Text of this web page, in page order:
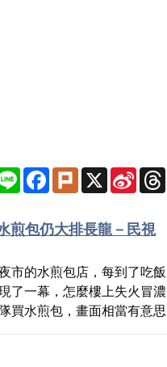
Line Facebook
Plurk X
Sina
煎包仍大排長龍－民視
市的水煎包店，每到了吃飯
了一幕，怎麼樓上失火冒濃
買水煎包，畫面相當有意思